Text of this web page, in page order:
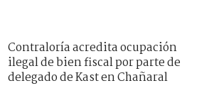
Contraloría acredita ocupación
ilegal de bien fiscal por parte de
delegado de Kast en Chañaral